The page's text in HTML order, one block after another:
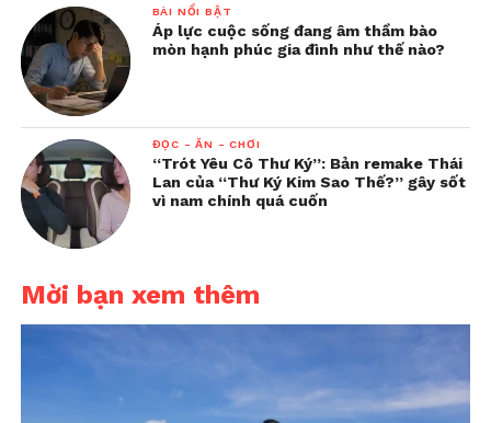
BÀI NỔI BẬT
Áp lực cuộc sống đang âm thầm bào
mòn hạnh phúc gia đình như thế nào?
ĐỌC - ĂN - CHƠI
“Trót Yêu Cô Thư Ký”: Bản remake Thái
Lan của “Thư Ký Kim Sao Thế?” gây sốt
vì nam chính quá cuốn
Mời bạn xem thêm